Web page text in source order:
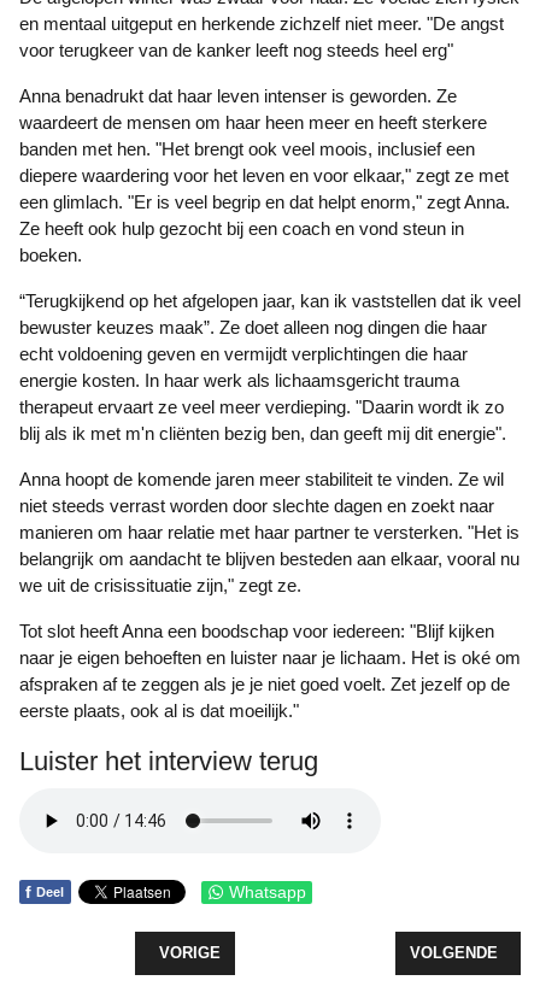
en mentaal uitgeput en herkende zichzelf niet meer. "De angst
voor terugkeer van de kanker leeft nog steeds heel erg"
Anna benadrukt dat haar leven intenser is geworden. Ze
waardeert de mensen om haar heen meer en heeft sterkere
banden met hen. "Het brengt ook veel moois, inclusief een
diepere waardering voor het leven en voor elkaar," zegt ze met
een glimlach. "Er is veel begrip en dat helpt enorm," zegt Anna.
Ze heeft ook hulp gezocht bij een coach en vond steun in
boeken.
“Terugkijkend op het afgelopen jaar, kan ik vaststellen dat ik veel
bewuster keuzes maak”. Ze doet alleen nog dingen die haar
echt voldoening geven en vermijdt verplichtingen die haar
energie kosten. In haar werk als lichaamsgericht trauma
therapeut ervaart ze veel meer verdieping. "Daarin wordt ik zo
blij als ik met m'n cliënten bezig ben, dan geeft mij dit energie".
Anna hoopt de komende jaren meer stabiliteit te vinden. Ze wil
niet steeds verrast worden door slechte dagen en zoekt naar
manieren om haar relatie met haar partner te versterken. "Het is
belangrijk om aandacht te blijven besteden aan elkaar, vooral nu
we uit de crisissituatie zijn," zegt ze.
Tot slot heeft Anna een boodschap voor iedereen: "Blijf kijken
naar je eigen behoeften en luister naar je lichaam. Het is oké om
afspraken af te zeggen als je je niet goed voelt. Zet jezelf op de
eerste plaats, ook al is dat moeilijk."
Luister het interview terug
f Deel Whatsapp
VORIG ARTIKEL: ROB VAN DE KORT: "KANKER
VORIGE VOLGENDE
VOLGENDE